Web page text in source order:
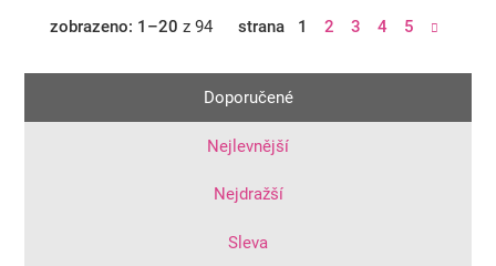
zobrazeno: 1–20 z 94 strana 1 2 3 4 5
Doporučené
Nejlevnější
Nejdražší
Sleva